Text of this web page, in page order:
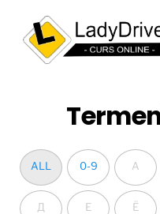
ALL 0-9 А
Д Е Ё